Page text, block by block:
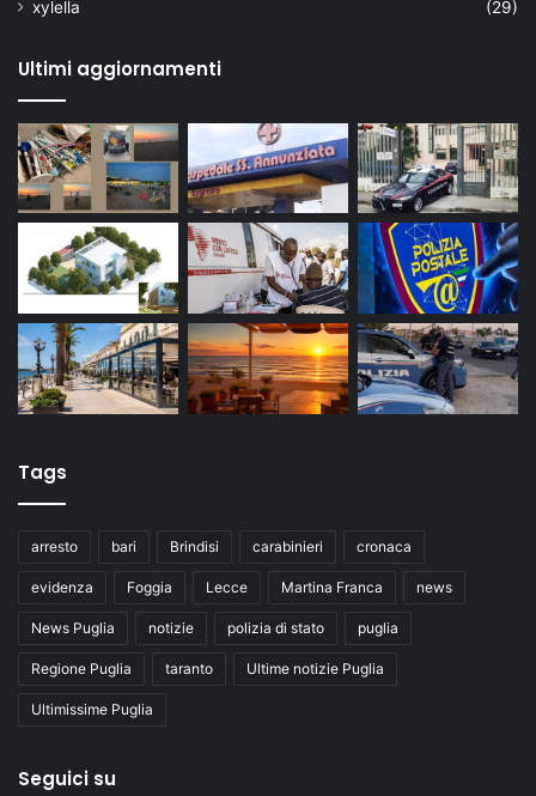
xylella
(29)
Ultimi aggiornamenti
Tags
arresto bari Brindisi carabinieri cronaca
evidenza Foggia Lecce Martina Franca news
News Puglia notizie polizia di stato puglia
Regione Puglia taranto Ultime notizie Puglia
Ultimissime Puglia
Seguici su